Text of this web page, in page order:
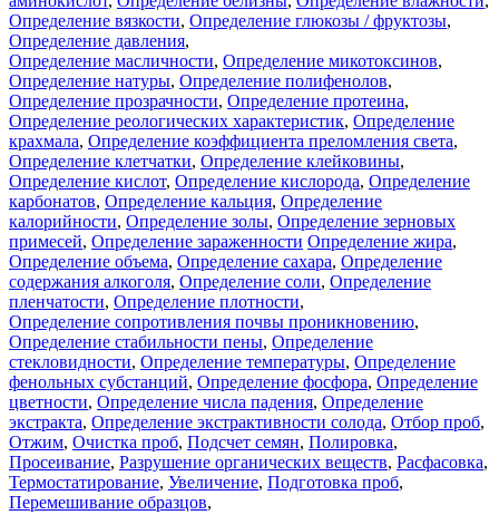
Определение вязкости, Определение глюкозы / фруктозы,
Определение давления,
Определение масличности, Определение микотоксинов,
Определение натуры, Определение полифенолов,
Определение прозрачности, Определение протеина,
Определение реологических характеристик, Определение
крахмала, Определение коэффициента преломления света,
Определение клетчатки, Определение клейковины,
Определение кислот, Определение кислорода, Определение
карбонатов, Определение кальция, Определение
калорийности, Определение золы, Определение зерновых
примесей, Определение зараженности Определение жира,
Определение объема, Определение сахара, Определение
содержания алкоголя, Определение соли, Определение
пленчатости, Определение плотности,
Определение сопротивления почвы проникновению,
Определение стабильности пены, Определение
стекловидности, Определение температуры, Определение
фенольных субстанций, Определение фосфора, Определение
цветности, Определение числа падения, Определение
экстракта, Определение экстрактивности солода, Отбор проб,
Отжим, Очистка проб, Подсчет семян, Полировка,
Просеивание, Разрушение органических веществ, Расфасовка,
Термостатирование, Увеличение, Подготовка проб,
Перемешивание образцов,